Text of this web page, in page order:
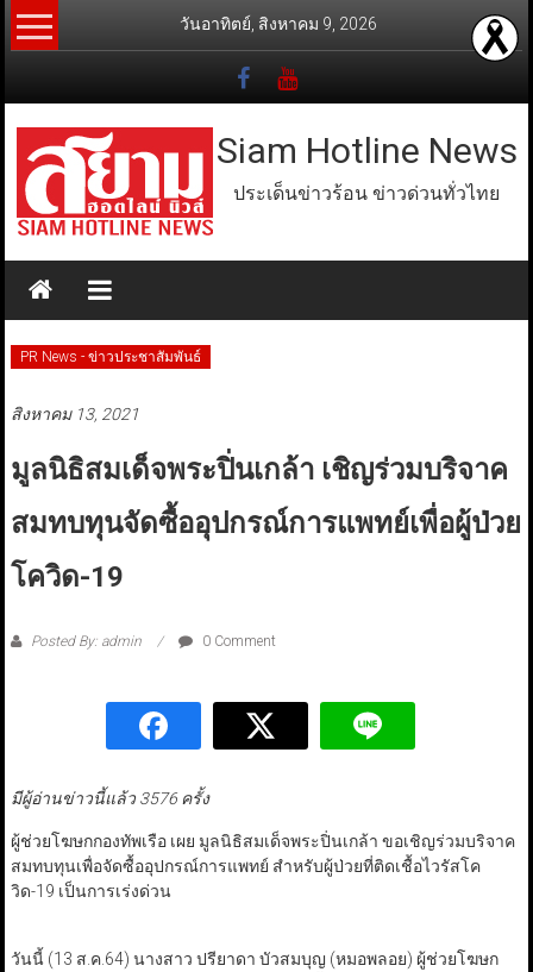
Skip
to
วันอาทิตย์, สิงหาคม 9, 2026
Siam Hotline News
ประเด็นข่าวร้อน ข่าวด่วนทั่วไทย
PR News - ข่าวประชาสัมพันธ์
สิงหาคม 13, 2021
มูลนิธิสมเด็จพระปิ่นเกล้า เชิญร่วมบริจาค
สมทบทุนจัดซื้ออุปกรณ์การแพทย์เพื่อผู้ป่วย
โควิด-19
Posted By: admin 0 Comment
มีผู้อ่านข่าวนี้แล้ว 3576 ครั้ง
ผู้ช่วยโฆษกกองทัพเรือ เผย มูลนิธิสมเด็จพระปิ่นเกล้า ขอเชิญร่วมบริจาค
สมทบทุนเพื่อจัดซื้ออุปกรณ์การแพทย์ สำหรับผู้ป่วยที่ติดเชื้อไวรัสโค
วิด-19 เป็นการเร่งด่วน
วันนี้ (13 ส.ค.64) นางสาว ปรียาดา บัวสมบุญ (หมอพลอย) ผู้ช่วยโฆษก